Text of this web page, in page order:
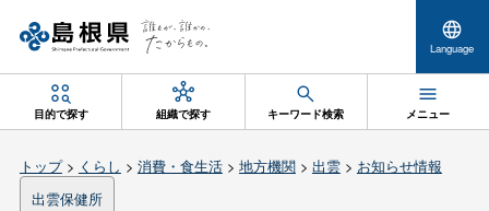
Language
目的で探す 組織で探す キーワード検索 メニュー
トップ> くらし > 消費・食生活> 地方機関> 出雲> お知らせ情報
出雲保健所